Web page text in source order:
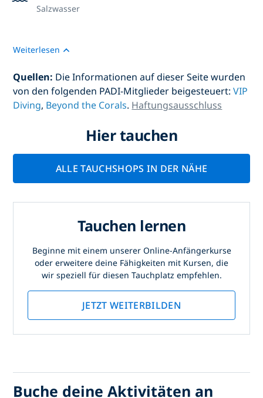
Salzwasser
Weiterlesen
Quellen: Die Informationen auf dieser Seite wurden
von den folgenden PADI-Mitglieder beigesteuert:VIP
Diving, Beyond the Corals. Haftungsausschluss
Hier tauchen
ALLE TAUCHSHOPS IN DER NÄHE
Tauchen lernen
Beginne mit einem unserer Online-Anfängerkurse
oder erweitere deine Fähigkeiten mit Kursen, die
wir speziell für diesen Tauchplatz empfehlen.
JETZT WEITERBILDEN
Buche deine Aktivitäten an